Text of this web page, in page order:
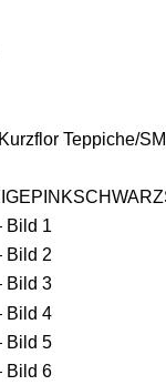
Teppiche
PINKSCHWARZ